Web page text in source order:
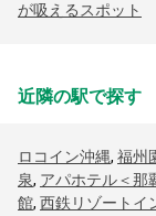
が吸えるスポット
近隣の駅で探す
ロコイン沖縄, 福州
泉, アパホテル＜那
館, 西鉄リゾートイ